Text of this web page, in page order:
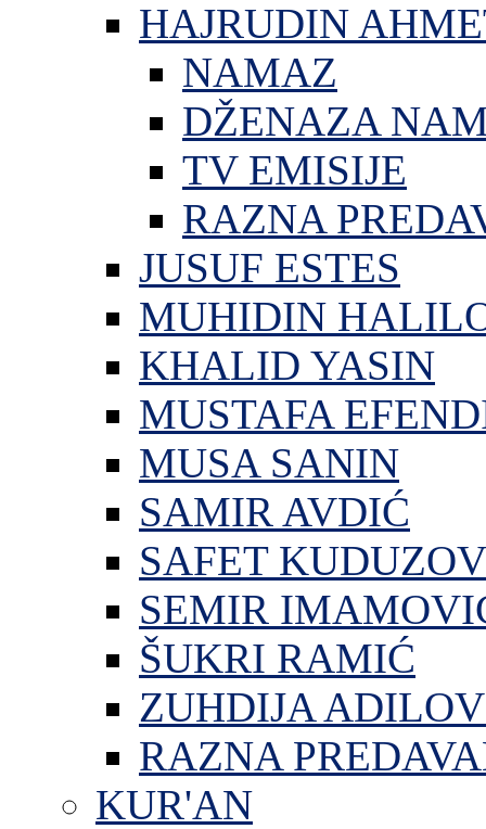
HAJRUDIN
NAMAZ
DŽENAZA
TV EMISIJE
RAZNA
JUSUF ESTES
MUHIDIN
KHALID YASIN
MUSTAFA
MUSA SANIN
SAMIR AVDIĆ
SAFET
SEMIR
ŠUKRI RAMIĆ
ZUHDIJA
RAZNA
KUR'AN